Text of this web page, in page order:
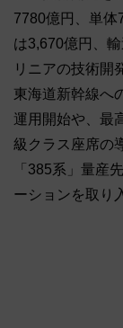
7780億円、単体
は3,670億円、
リニアの技術開
東海道新幹線へ
運用開始や、最
級クラス座席の
「385系」量産
ーションを取り